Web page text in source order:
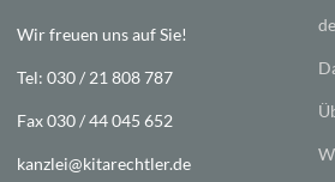
Wir freuen uns auf Sie!
Tel: 030 / 21 808 787
Fax 030 / 44 045 652
kanzlei@kitarechtler.de